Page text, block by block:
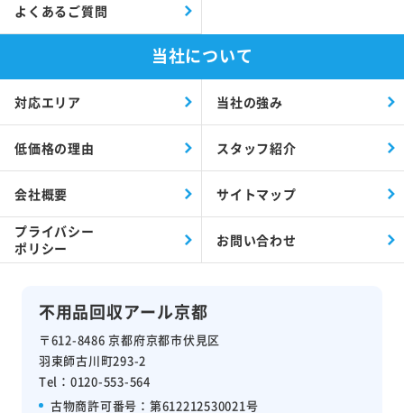
不用品回収アール京都
〒612-8486 京都府京都市伏見区
羽束師古川町293-2
Tel：0120-553-564
古物商許可番号 ：第612212530021号
よくあるご質問
当社について
対応エリア 当社の強み
低価格の理由 スタッフ紹介
会社概要 サイトマップ
プライバシー
ポリシー
お問い合わせ